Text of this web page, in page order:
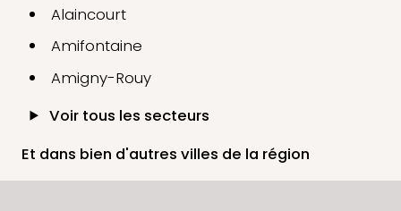
Alaincourt
Amifontaine
Amigny-Rouy
Voir tous les secteurs
Et dans bien d'autres villes de la région